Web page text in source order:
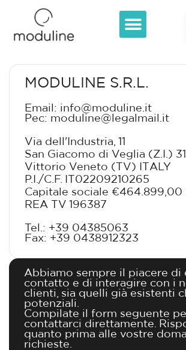
MODULINE S.R.L.
Email: info@moduline.it
Pec: moduline@legalmail.it
Via dell'Industria, 11
San Giacomo di Veglia (Z.I.)
Vittorio Veneto (TV) ITALY
P.I./C.F. IT02209210265
Capitale sociale €464.899,00
REA TV 196387
Tel.: +39 04385063
Fax: +39 0438912323
Abbiamo sempre il piacere di
contatto e di interagire con i
clienti, sia quelli già esistenti
potenziali.
Compilate il form seguente
contattarci direttamente.
quanto prima alle vostre
richieste.